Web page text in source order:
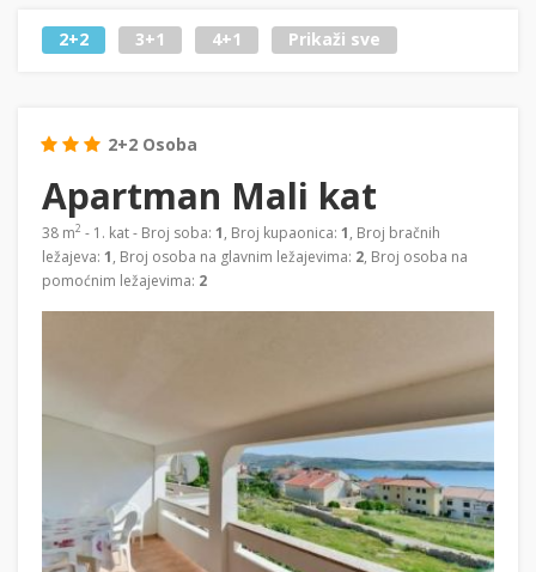
2+2 3+1 4+1 Prikaži sve
2+2 Osoba
Apartman Mali kat
38 m2 - 1. kat - Broj soba: 1, Broj kupaonica: 1, Broj bračnih
ležajeva: 1, Broj osoba na glavnim ležajevima: 2, Broj osoba na
pomoćnim ležajevima: 2